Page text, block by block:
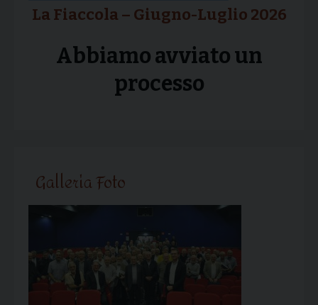
La Fiaccola – Giugno-Luglio 2026
Abbiamo avviato un
processo
Galleria Foto